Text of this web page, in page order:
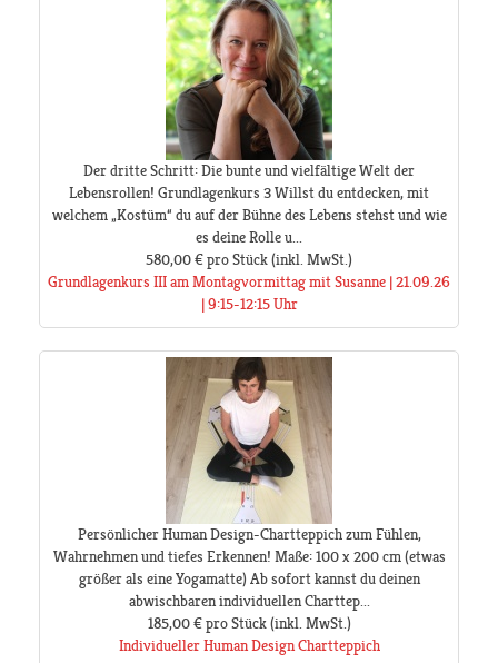
Der dritte Schritt: Die bunte und vielfältige Welt der
Lebensrollen! Grundlagenkurs 3 Willst du entdecken, mit
welchem „Kostüm“ du auf der Bühne des Lebens stehst und wie
es deine Rolle u...
580,00 €pro Stück(inkl. MwSt.)
Grundlagenkurs III am Montagvormittag mit Susanne | 21.09.26
| 9:15-12:15 Uhr
Persönlicher Human Design-Chartteppich zum Fühlen,
Wahrnehmen und tiefes Erkennen! Maße: 100 x 200 cm (etwas
größer als eine Yogamatte) Ab sofort kannst du deinen
abwischbaren individuellen Charttep...
185,00 € pro Stück(inkl. MwSt.)
Individueller Human Design Chartteppich